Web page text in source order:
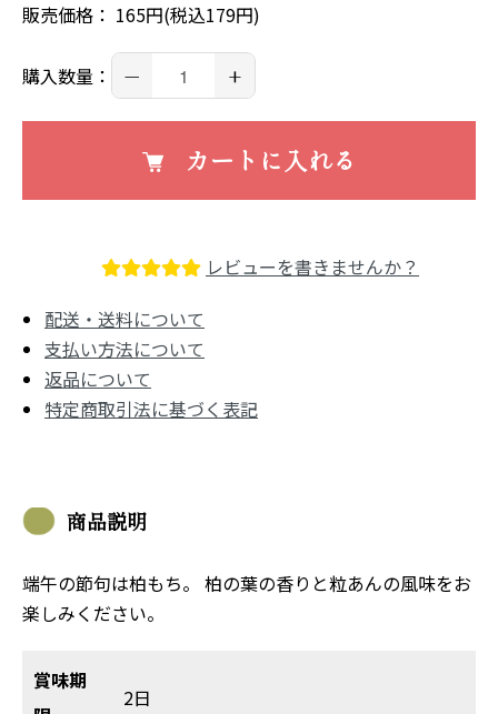
販売価格： 165円(税込179円)
購入数量： － +
カートに入れる
レビューを書きませんか？
配送・送料について
支払い方法について
返品について
特定商取引法に基づく表記
商品説明
端午の節句は柏もち。 柏の葉の香りと粒あんの風味をお
楽しみください。
賞味期
2日